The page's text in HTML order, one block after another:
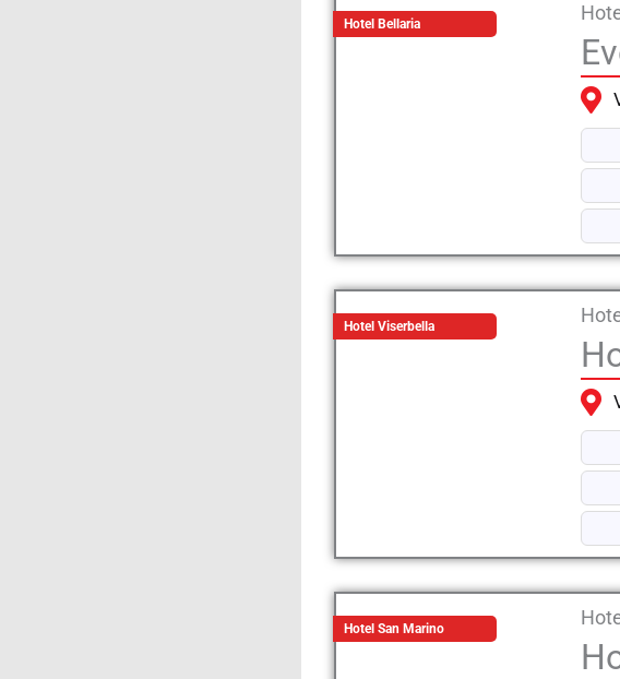
Hotel Bellaria
Hotel Viserbella
Hotel San Marino